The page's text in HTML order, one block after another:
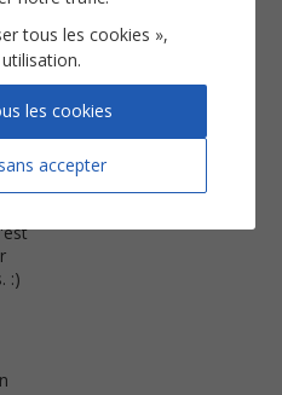
:)
tous les cookies »,
accepter
les cookies